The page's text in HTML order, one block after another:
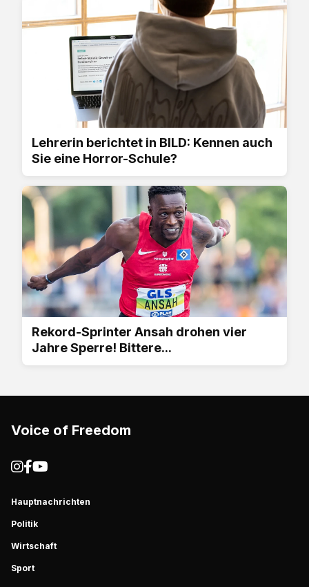
Lehrerin berichtet in BILD: Kennen auch
Sie eine Horror-Schule?
Rekord-Sprinter Ansah drohen vier
Jahre Sperre! Bittere...
Voice of Freedom
Hauptnachrichten
Politik
Wirtschaft
Sport